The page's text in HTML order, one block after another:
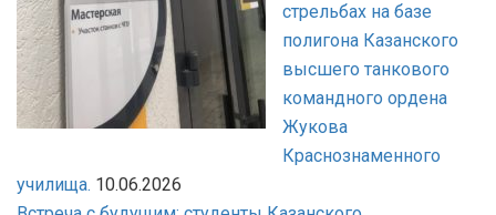
стрельбах на базе
полигона Казанского
высшего танкового
командного ордена
Жукова
Краснознаменного
училища. 10.06.2026